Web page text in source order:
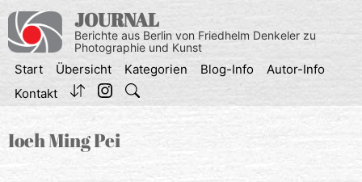
Inhalt
springen
JOURNAL
Berichte aus Berlin von Friedhelm Denkeler zu
Photographie und Kunst
Start Übersicht Kategorien Blog-Info
Autor-Info
Kontakt
Ioeh Ming Pei